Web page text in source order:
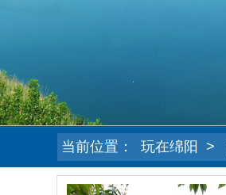
当前位置： 玩在绵阳 >